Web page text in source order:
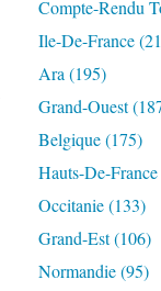
Compte-Rendu
Ile-De-France
Ara (195)
Grand-Ouest
Belgique(175)
Hauts-De-France
Occitanie(133)
Grand-Est(106)
Normandie(95)